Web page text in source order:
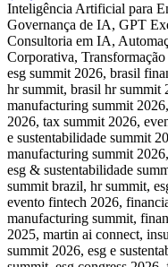
Inteligência Artificial para
Governança de IA, GPT
Consultoria em IA,
Corporativa,
esg summit 2026, brasil
hr summit, brasil hr summit
manufacturing summit
2026, tax summit 2026,
e sustentabilidade summit
manufacturing summit
esg & sustentabilidade
summit brazil, hr summit,
evento fintech 2026,
manufacturing summit,
2025, martin ai connect,
summit 2026, esg e